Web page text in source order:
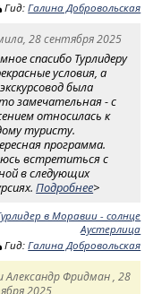
Гид:Галина Добровольская
28 сентября 2025
спасибо Турлидеру
условия, а
была
замечательная - с
относилась к
туристу.
программа.
встретиться с
в следующих
Подробнее>
в Моравии - солнце
Аустерлица
Гид:Галина Добровольская
Александр Фридман , 28
2025